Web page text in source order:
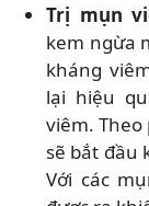
Trị mụn
kem ngừa
kháng
lại hiệu
viêm.
sẽ bắt đầu
Với các